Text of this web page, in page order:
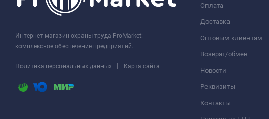
Интернет-магазин охраны труда ProMarket:
комплексное обеспечение предприятий.
Политика персональных данных | Карта сайта
Оплата
Доставка
Оптовым клиентам
Возврат/обмен
Новости
Реквизиты
Контакты